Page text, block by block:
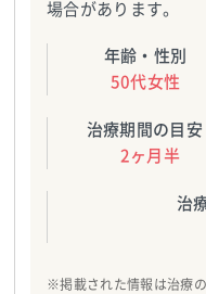
場合があります。
年齢・性別
50代女性
治療期間の目安
2ヶ月半
治
※掲載された情報は治療